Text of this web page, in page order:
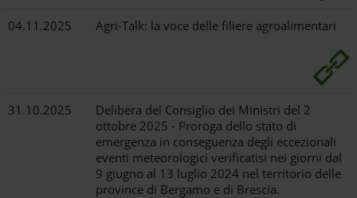
04.11.2025 Agri-Talk: la voce delle filiere agroalimentari
31.10.2025
Delibera del Consiglio dei Ministri del 2
ottobre 2025 - Proroga dello stato di
emergenza in conseguenza degli eccezionali
eventi meteorologici verificatisi nei giorni dal
9 giugno al 13 luglio 2024 nel territorio delle
province di Bergamo e di Brescia.